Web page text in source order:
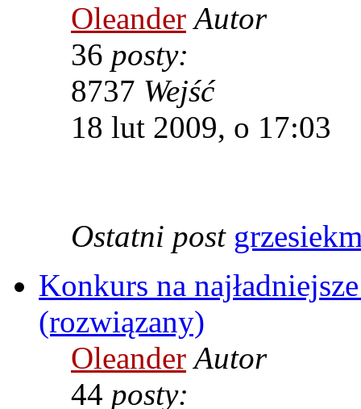
Oleander Autor
36 posty:
8737 Wejść
18 lut 2009, o 17:03
Ostatni post
Konkurs na
(rozwiązany)
Oleander Autor
44 posty: